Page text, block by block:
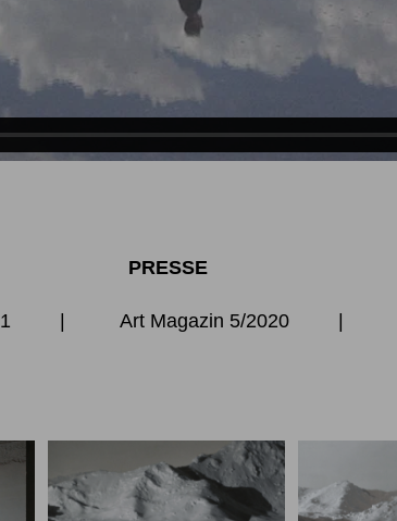
PRESSE
1 | Art Magazin 5/2020